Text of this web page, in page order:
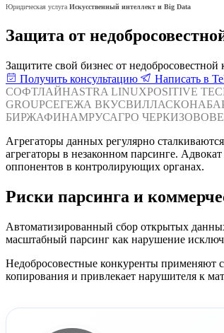
Юридическая услуга Искусственный интеллект и Big Data
Защита от
Защитите свой бизнес от
Получить консультацию
Написать в
СОФТЛАЙНASTRA LINUXPOSITIVE
GROUPСЕГЕЖА ВКУСВИЛЛАСКОНА
БИРЖАФИНАМРУСАГРО ЧЕРКИЗОВО
Агрегаторы данных регулярно
агрегаторы в незаконном парсинге.
оппонентов в контролирующих органах.
Риски парсинга и
Автоматизированный сбор открытых
масштабный парсинг как нарушение
Недобросовестные конкуренты применяют
копирования и привлекает нарушителя к